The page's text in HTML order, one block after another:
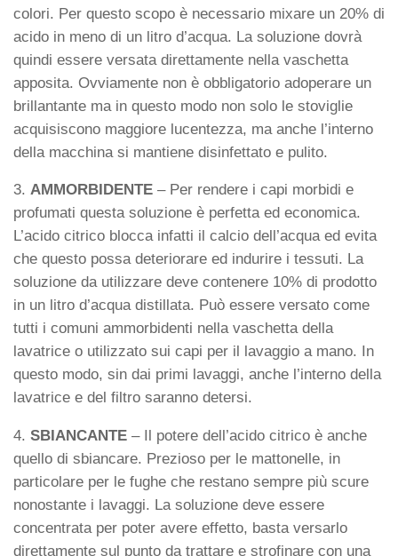
colori. Per questo scopo è necessario mixare un 20% di
acido in meno di un litro d’acqua. La soluzione dovrà
quindi essere versata direttamente nella vaschetta
apposita. Ovviamente non è obbligatorio adoperare un
brillantante ma in questo modo non solo le stoviglie
acquisiscono maggiore lucentezza, ma anche l’interno
della macchina si mantiene disinfettato e pulito.
3. AMMORBIDENTE – Per rendere i capi morbidi e
profumati questa soluzione è perfetta ed economica.
L’acido citrico blocca infatti il calcio dell’acqua ed evita
che questo possa deteriorare ed indurire i tessuti. La
soluzione da utilizzare deve contenere 10% di prodotto
in un litro d’acqua distillata. Può essere versato come
tutti i comuni ammorbidenti nella vaschetta della
lavatrice o utilizzato sui capi per il lavaggio a mano. In
questo modo, sin dai primi lavaggi, anche l’interno della
lavatrice e del filtro saranno detersi.
4. SBIANCANTE – Il potere dell’acido citrico è anche
quello di sbiancare. Prezioso per le mattonelle, in
particolare per le fughe che restano sempre più scure
nonostante i lavaggi. La soluzione deve essere
concentrata per poter avere effetto, basta versarlo
direttamente sul punto da trattare e strofinare con una